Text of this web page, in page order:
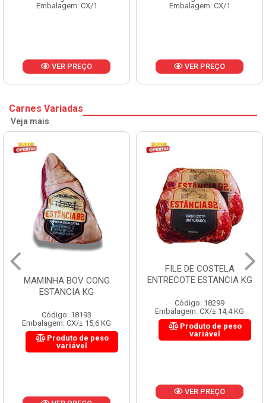
Embalagem: CX/1
VER PREÇO VER
Carnes Variadas
Veja mais
MAMINHA BOV CONG
ESTANCIA KG
Código: 18193
Embalagem: CX/± 15,6 KG
Produto de peso
variável
FILE DE COSTELA
ENTRECOTE ESTANCIA KG
Código: 18299
Embalagem: CX/± 14,4 KG
Produto de peso
variável
VER PREÇO